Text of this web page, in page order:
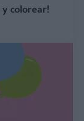
colorear!